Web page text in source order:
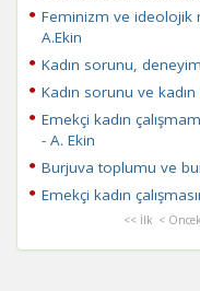
Feminizm ve ideolojik
A.Ekin
Kadın sorunu,
Kadın sorunu ve
Emekçi kadın
- A. Ekin
Burjuva toplumu ve
Emekçi kadın
<< İlk <